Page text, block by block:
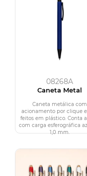
08268A
Caneta Metal
Caneta metálica com
acionamento por clique
feitos em plástico. Conta
com carga esferográfica
1,0 mm.